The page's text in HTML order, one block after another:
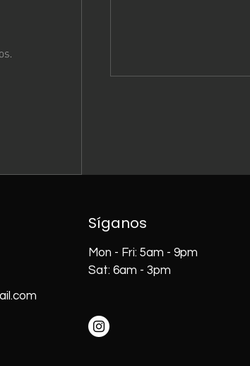
Síganos
Mon - Fri: 5am - 9pm
Sat: 6am - 3pm